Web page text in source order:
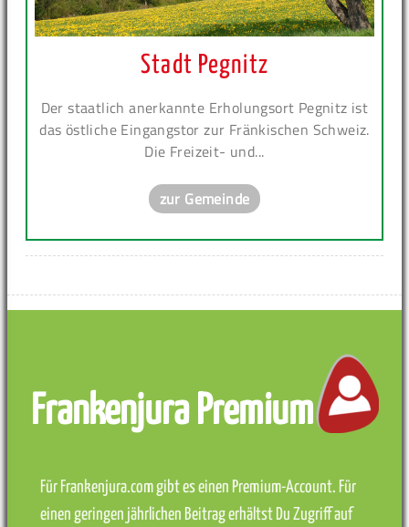
Stadt Pegnitz
Der staatlich anerkannte Erholungsort Pegnitz ist
das östliche Eingangstor zur Fränkischen Schweiz.
Die Freizeit- und...
zur Gemeinde
Frankenjura Premium
Für Frankenjura.com gibt es einen Premium-Account. Für
einen geringen jährlichen Beitrag erhältst Du Zugriff auf